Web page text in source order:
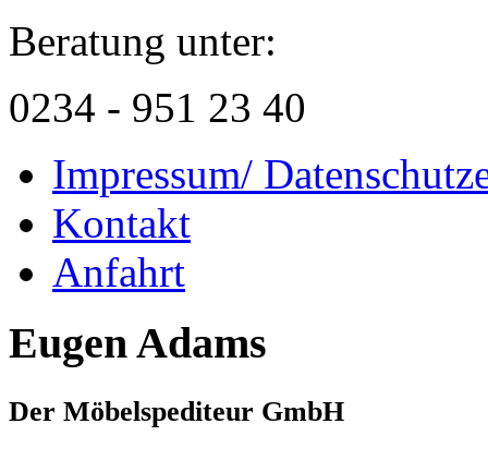
Beratung unter:
0234 - 951 23 40
Impressum/
Kontakt
Anfahrt
Eugen Adams
Der Möbelspediteur GmbH